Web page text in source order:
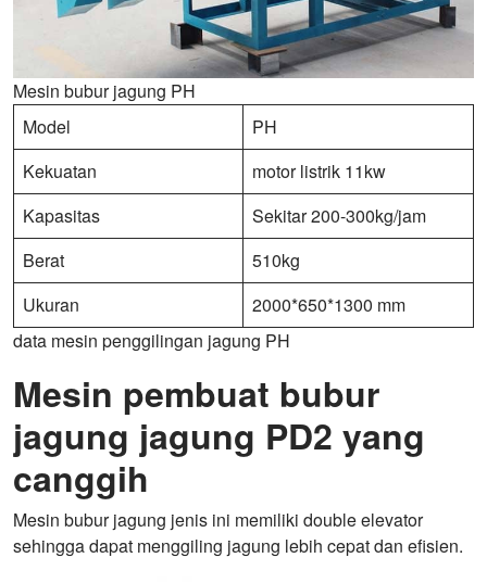
Mesin bubur jagung PH
Model
PH
Kekuatan
motor listrik 11kw
Kapasitas
Sekitar 200-300kg/jam
Berat
510kg
Ukuran
2000*650*1300 mm
data mesin penggilingan jagung PH
Mesin pembuat bubur
jagung jagung PD2 yang
canggih
Mesin bubur jagung jenis ini memiliki double elevator
sehingga dapat menggiling jagung lebih cepat dan efisien.